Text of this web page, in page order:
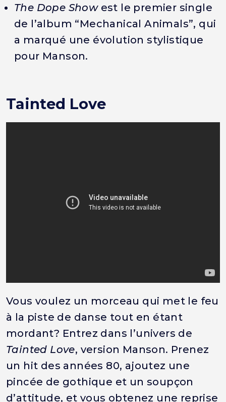
The Dope Showest le premier single
de l’album “Mechanical Animals”, qui
a marqué une évolution stylistique
pour Manson.
Tainted Love
Vous voulez un morceau qui met le feu
à la piste de danse tout en étant
mordant? Entrez dans l’univers de
Tainted Love, version Manson. Prenez
un hit des années 80, ajoutez une
pincée de gothique et un soupçon
d’attitude, et vous obtenez une reprise